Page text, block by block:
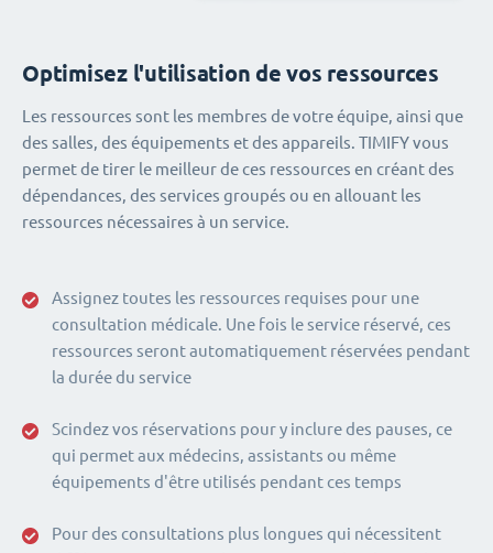
Assignez toutes les ressources requises pour une
consultation médicale. Une fois le service réservé, ces
ressources seront automatiquement réservées pendant
la durée du service
Scindez vos réservations pour y inclure des pauses, ce
qui permet aux médecins, assistants ou même
équipements d'être utilisés pendant ces temps
Pour des consultations plus longues qui nécessitent
Optimisez l'utilisation de vos ressources
Les ressources sont les membres de votre équipe, ainsi que
des salles, des équipements et des appareils. TIMIFY vous
permet de tirer le meilleur de ces ressources en créant des
dépendances, des services groupés ou en allouant les
ressources nécessaires à un service.